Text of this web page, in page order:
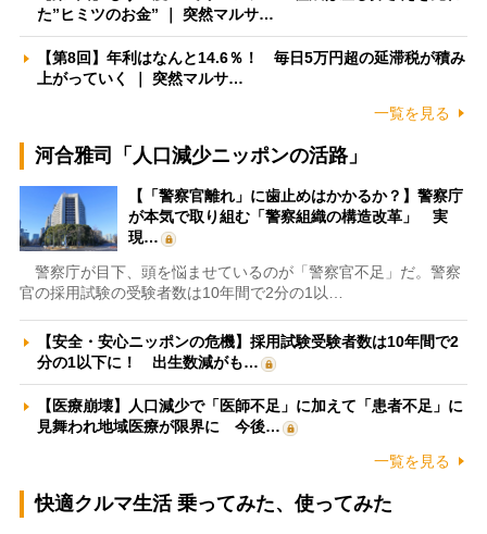
た”ヒミツのお金” ｜ 突然マルサ…
【第8回】年利はなんと14.6％！ 毎日5万円超の延滞税が積み
上がっていく ｜ 突然マルサ…
一覧を見る
河合雅司「人口減少ニッポンの活路」
【「警察官離れ」に歯止めはかかるか？】警察庁
が本気で取り組む「警察組織の構造改革」 実
現…
警察庁が目下、頭を悩ませているのが「警察官不足」だ。警察
官の採用試験の受験者数は10年間で2分の1以…
【安全・安心ニッポンの危機】採用試験受験者数は10年間で2
分の1以下に！ 出生数減がも…
【医療崩壊】人口減少で「医師不足」に加えて「患者不足」に
見舞われ地域医療が限界に 今後…
一覧を見る
快適クルマ生活 乗ってみた、使ってみた